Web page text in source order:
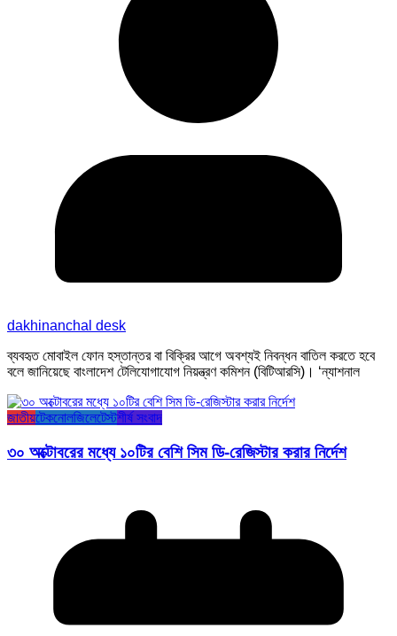
dakhinanchal desk
ব্যবহৃত মোবাইল ফোন হস্তান্তর বা বিক্রির আগে অবশ্যই নিবন্ধন বাতিল করতে হবে
বলে জানিয়েছে বাংলাদেশ টেলিযোগাযোগ নিয়ন্ত্রণ কমিশন (বিটিআরসি)। ‘ন্যাশনাল
জাতীয়টেকনোলজিলেটেস্টশীর্ষ সংবাদ
৩০ অক্টোবরের মধ্যে ১০টির বেশি সিম ডি-রেজিস্টার করার নির্দেশ